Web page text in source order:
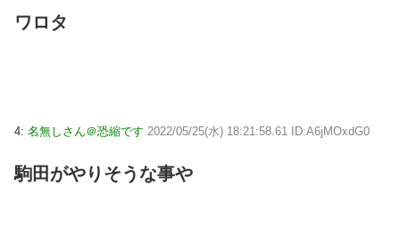
ワロタ
4: 名無しさん＠恐縮です 2022/05/25(水) 18:21:58.61 ID:A6jMOxdG0
駒田がやりそうな事や